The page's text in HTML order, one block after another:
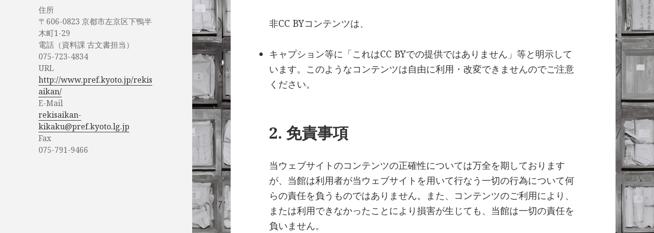
住所
〒606-0823 京都市左京区下鴨半
木町1-29
電話（資料課 古文書担当）
075-723-4834
URL
http://www.pref.kyoto.jp/rekis
aikan/
E-Mail
rekisaikan-
kikaku@pref.kyoto.lg.jp
Fax
075-791-9466
非CC BYコンテンツは、
キャプション等に「これはCC BYでの提供ではありません」等と明示して
います。このようなコンテンツは自由に利用・改変できませんのでご注意
ください。
2. 免責事項
当ウェブサイトのコンテンツの正確性については万全を期しております
が、当館は利用者が当ウェブサイトを用いて行なう一切の行為について何
らの責任を負うものではありません。また、コンテンツのご利用により、
または利用できなかったことにより損害が生じても、当館は一切の責任を
負いません。